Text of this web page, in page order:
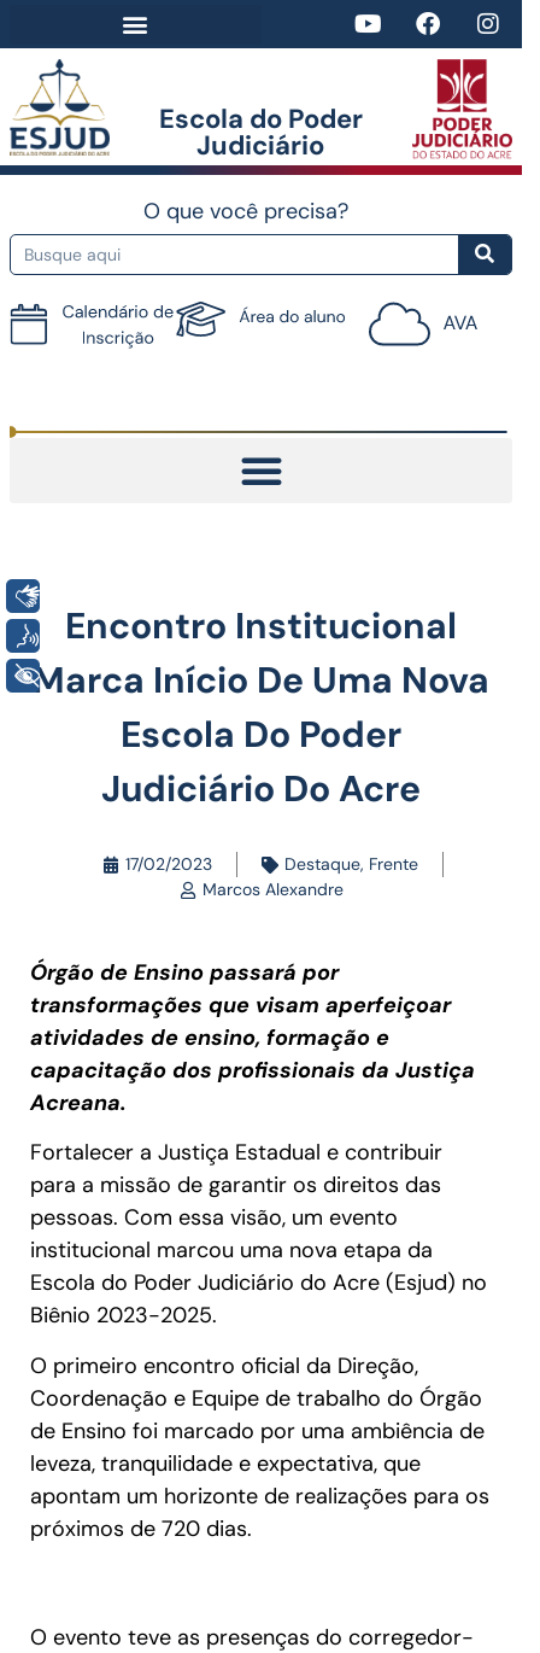
Escola do Poder
Judiciário​
O que você precisa?
Encontro Institucional
Marca Início De Uma Nova
Escola Do Poder
Judiciário Do Acre
17/02/2023 Destaque, Frente
Marcos Alexandre
Órgão de Ensino passará por
transformações que visam aperfeiçoar
atividades de ensino, formação e
capacitação dos profissionais da Justiça
Acreana.
Fortalecer a Justiça Estadual e contribuir
para a missão de garantir os direitos das
pessoas. Com essa visão, um evento
institucional marcou uma nova etapa da
Escola do Poder Judiciário do Acre (Esjud) no
Biênio 2023-2025.
O primeiro encontro oficial da Direção,
Coordenação e Equipe de trabalho do Órgão
de Ensino foi marcado por uma ambiência de
leveza, tranquilidade e expectativa, que
apontam um horizonte de realizações para os
próximos de 720 dias.
O evento teve as presenças do corregedor-
Voz
+ Acessibilidade